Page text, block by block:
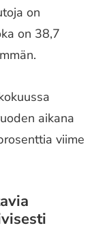
on
on 38,7
aikana
viime